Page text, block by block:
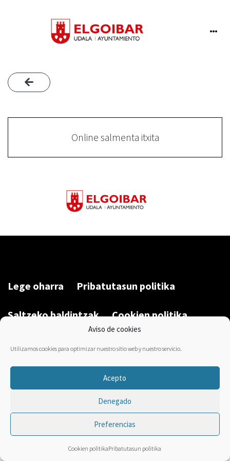
Aviso de cookies
Utilizamos cookies para optimizar nuestro sitio web y nuestro servicio.
Acepto
Denegado
Preferencias
Cookien politikaPribatutasun politika
Online salmenta itxita
Lege oharra Pribatutasun politika
Saltzeko baldintzak Cookien politika
Garatu du/Desarrollado por:Bravo Manager2026